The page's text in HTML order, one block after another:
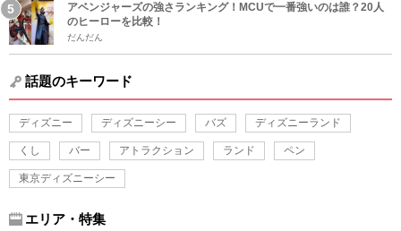
アベンジャーズの強さランキング！MCUで一番強いのは誰？20人
のヒーローを比較！
だんだん
話題のキーワード
ディズニー ディズニーシー バズ ディズニーランド
くし バー アトラクション ランド ペン
東京ディズニーシー
エリア・特集